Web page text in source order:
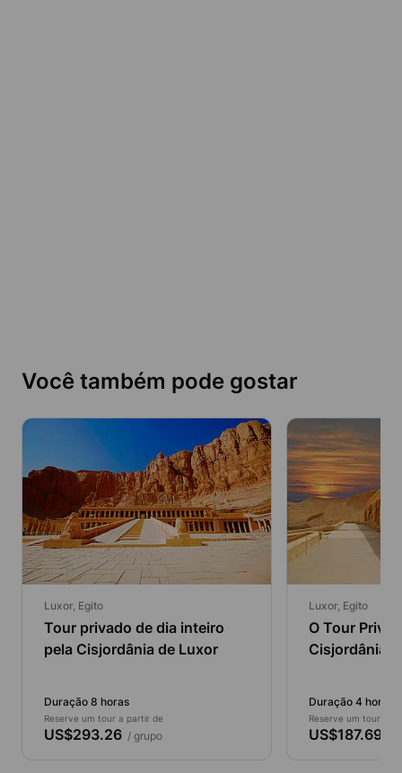
Você também pode gostar
Luxor, Egito
Tour privado de dia inteiro
pela Cisjordânia de Luxor
Duração 8 horas
Reserve um tour a partir de
US$293.26 / grupo
Luxor, Egito
O Tour
Cisjordânia
Duração 4 horas
Reserve um tour a
US$187.69